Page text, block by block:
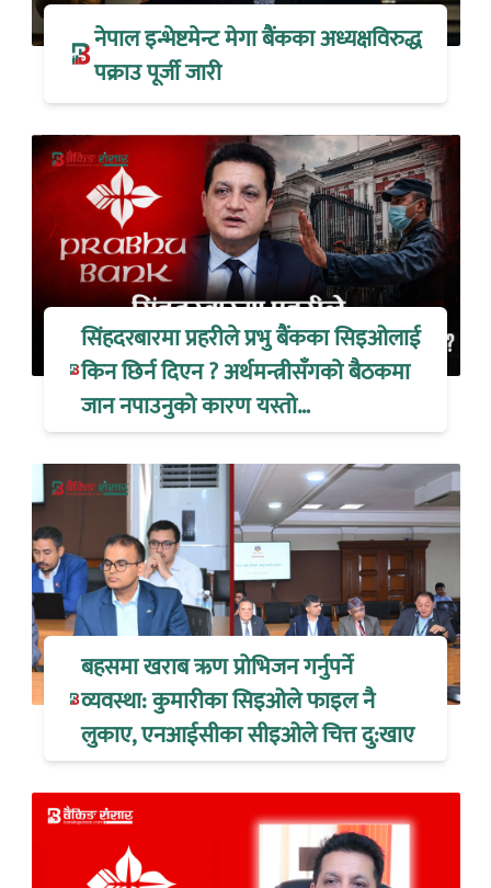
नेपाल इन्भेष्टमेन्ट मेगा बैंकका अध्यक्षविरुद्ध
पक्राउ पूर्जी जारी
सिंहदरबारमा प्रहरीले प्रभु बैंकका सिइओलाई
किन छिर्न दिएन ? अर्थमन्त्रीसँगको बैठकमा
जान नपाउनुको कारण यस्तो…
बहसमा खराब ऋण प्रोभिजन गर्नुपर्ने
व्यवस्था: कुमारीका सिइओले फाइल नै
लुकाए, एनआईसीका सीइओले चित्त दु:खाए